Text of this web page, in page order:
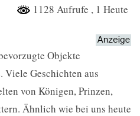
1128 Aufrufe , 1 Heute
Objekte
Viele Geschichten aus
von Königen, Prinzen,
Ähnlich wie bei uns heute